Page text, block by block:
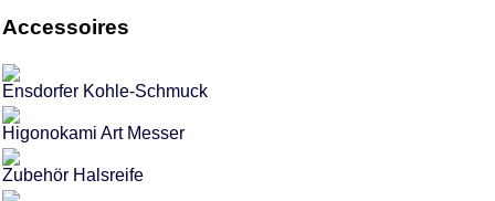
Accessoires
Ensdorfer Kohle-Schmuck
Higonokami Art Messer
Zubehör Halsreife